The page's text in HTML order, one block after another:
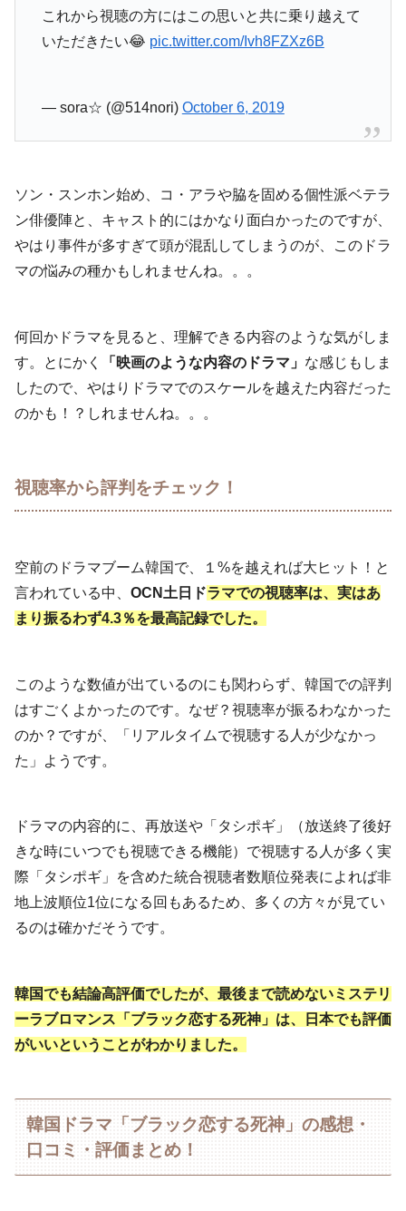
これから視聴の方にはこの思いと共に乗り越えて
いただきたい😂 pic.twitter.com/Ivh8FZXz6B
— sora☆ (@514nori) October 6, 2019
ソン・スンホン始め、コ・アラや脇を固める個性派ベテラ
ン俳優陣と、キャスト的にはかなり面白かったのですが、
やはり事件が多すぎて頭が混乱してしまうのが、このドラ
マの悩みの種かもしれませんね。。。
何回かドラマを見ると、理解できる内容のような気がしま
す。とにかく
「映画のような内容のドラマ」 な感じもしま
したので、やはりドラマでのスケールを越えた内容だった
のかも！？しれませんね。。。
視聴率から評判をチェック！
空前のドラマブーム韓国で、１%を越えれば大ヒット！と
言われている中、 OCN土日ドラマでの視聴率は、実はあ
まり振るわず4.3％を最高記録でした。
このような数値が出ているのにも関わらず、韓国での評判
はすごくよかったのです。なぜ？視聴率が振るわなかった
のか？ですが、「リアルタイムで視聴する人が少なかっ
た」ようです。
ドラマの内容的に、再放送や「タシポギ」（放送終了後好
きな時にいつでも視聴できる機能）で視聴する人が多く実
際「タシポギ」を含めた統合視聴者数順位発表によれば非
地上波順位1位になる回もあるため、多くの方々が見てい
るのは確かだそうです。
韓国でも結論高評価でしたが、最後まで読めないミステリ
ーラブロマンス「ブラック恋する死神」は、日本でも評価
がいいということがわかりました。
韓国ドラマ「ブラック恋する死神」の感想・
口コミ・評価まとめ！